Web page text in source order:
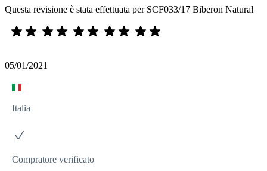
Questa revisione è stata effettuata per SCF033/17 Biberon Natural
05/01/2021
Italia
Compratore verificato